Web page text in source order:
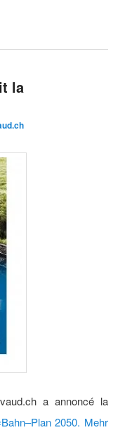
la
a annoncé la
2050. Mehr